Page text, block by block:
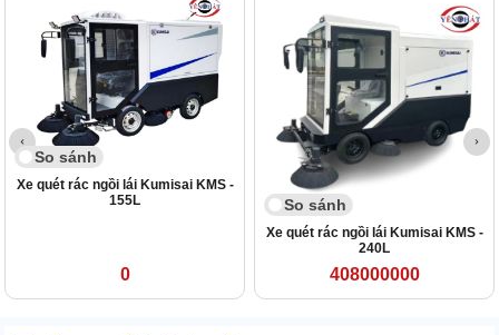
So sánh
Xe quét rác ngồi lái Kumisai KMS -
155L
0
So sánh
Xe quét rác ngồi lái Kumisai KMS -
240L
408000000